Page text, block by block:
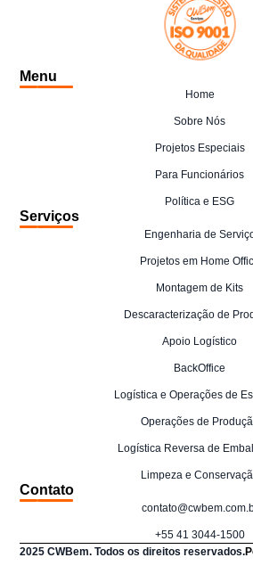
Menu
Home
Sobre Nós
Projetos Especiais
Para Funcionários
Política e ESG
Serviços
Engenharia de
Projetos em Home
Montagem de Kits
Descaracterização de
Apoio Logístico
BackOffice
Logística e Operações de
Operações de
Logística Reversa de
Limpeza e
Contato
+55 41 3044-1500
2025 CWBem. Todos os direitos reservados.